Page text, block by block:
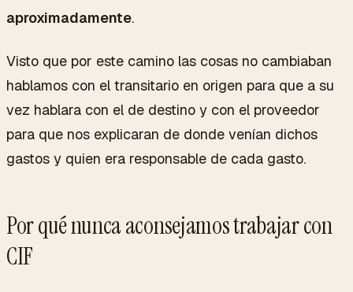
aproximadamente.
Visto que por este camino las cosas no cambiaban
hablamos con el transitario en origen para que a su
vez hablara con el de destino y con el proveedor
para que nos explicaran de donde venían dichos
gastos y quien era responsable de cada gasto.
Por qué nunca aconsejamos trabajar con
CIF